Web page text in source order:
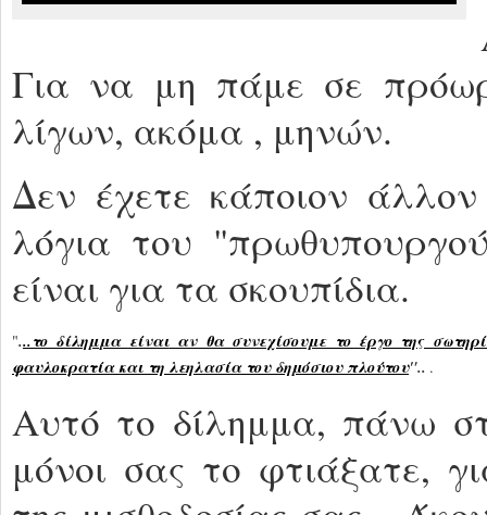
Για να μη πάμε σε
λίγων, ακόμα , μηνών.
Δεν έχετε κάποιον
λόγια του
είναι για τα σκουπίδια.
"...το δίλημμα είναιαν θα συνεχίσουμε το έργο της
φαυλοκρατία και τη λεηλασία του δημόσιου πλούτου".. .
Αυτό το δίλημμα, πάνω
μόνοι σας το φτιάξατε,